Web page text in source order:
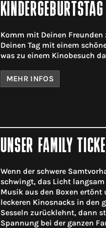
Komm mit Deinen Freunden
Deinen Tag mit einem
was zu einem Kinobesuch
MEHR INFOS
UNSER FAMILY
Wenn der schwere
schwingt, das Licht
Musik aus den Boxen
leckeren Kinosnacks in den
Sesseln zurücklehnt, dann
Spannung bei der ganzen